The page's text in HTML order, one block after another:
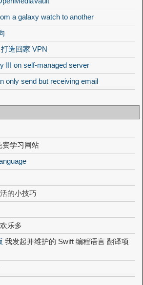
a galaxy watch to another
造回家 VPN
III on self-managed server
only send but receiving email
费学习网站
的小技巧
乐多
我发起并维护的 Swift 编程语言 翻译项